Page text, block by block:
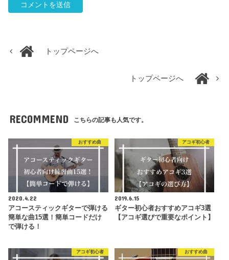
トップページへ
トップページへ
RECOMMEND こちらの記事も人気です。
おすすめ曲
2020.4.22
アコースティックギターで弾ける
簡単な曲15選！簡単コードだけ
で弾ける！
アコギ初心者
2019.6.15
ギター初心者おすすめアコギ3選
【アコギ選びで重要なポイント】
アコギ初心者 おすすめ曲